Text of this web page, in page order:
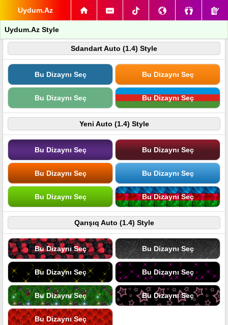
Uydum.Az
Uydum.Az Style
Sdandart Auto (1.4) Style
Bu Dizaynı Seç Bu Dizaynı Seç
Bu Dizaynı Seç Bu Dizaynı Seç
Yeni Auto (1.4) Style
Bu Dizaynı Seç Bu Dizaynı Seç
Bu Dizaynı Seç Bu Dizaynı Seç
Bu Dizaynı Seç Bu Dizaynı Seç
Qarışıq Auto (1.4) Style
Bu Dizaynı Seç Bu Dizaynı Seç
Bu Dizaynı Seç Bu Dizaynı Seç
Bu Dizaynı Seç Bu Dizaynı Seç
Bu Dizaynı Seç